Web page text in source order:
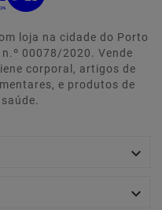
loja na cidade do Porto
00078/2020. Vende
corporal, artigos de
e produtos de

